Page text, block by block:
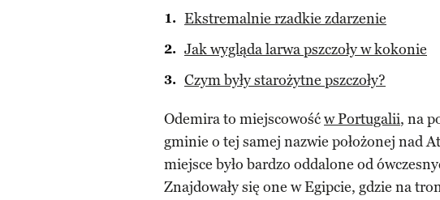
Ekstremalnie rzadkie zdarzenie
Jak wygląda larwa pszczoły w kokonie
Czym były starożytne pszczoły?
Odemira to miejscowośćw Portugalii, na
gminie o tej samej nazwie położonej nad
miejsce było bardzo oddalone od
Znajdowały się one w Egipcie, gdzie na